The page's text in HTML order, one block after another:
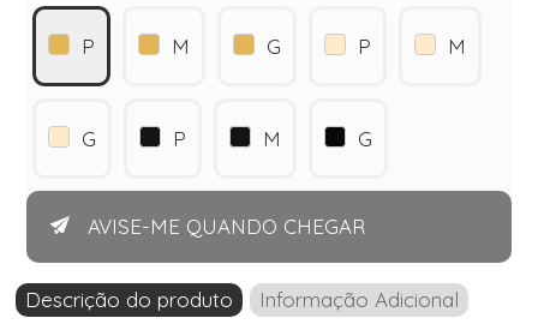
P M G P M
G P M G
AVISE-ME QUANDO CHEGAR
Descrição do produto Informação Adicional